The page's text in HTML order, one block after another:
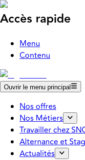
Accès rapide
Menu
Contenu
Ouvrir le menu principal
Nos offres
Nos Métiers
Travailler chez
Alternance et
Actualités